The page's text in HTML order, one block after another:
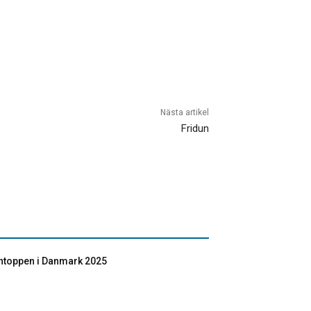
Nästa artikel
Fridun
i Danmark 2025